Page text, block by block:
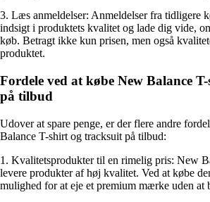
3. Læs anmeldelser: Anmeldelser fra tidligere
indsigt i produktets kvalitet og lade dig vide,
køb. Betragt ikke kun prisen, men også
produktet.
Fordele ved at købe New Balance
på tilbud
Udover at spare penge, er der flere andre
Balance T-shirt og tracksuit på tilbud:
1. Kvalitetsprodukter til en rimelig pris: New
levere produkter af høj kvalitet. Ved at købe
mulighed for at eje et premium mærke uden at